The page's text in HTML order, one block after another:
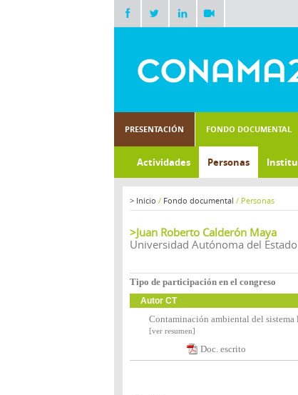
PRESENTACIÓN FONDO DOCUMENTAL
Actividades Personas
> Inicio / Fondo documental / Personas
>Juan Roberto Calderón Maya
Universidad Autónoma del
Tipo de participación en el congreso
Autor CT
Contaminación ambiental del
[ver resumen]
Doc. escrito